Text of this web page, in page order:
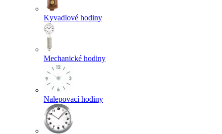
Kyvadlové hodiny
Mechanické hodiny
Nalepovací hodiny